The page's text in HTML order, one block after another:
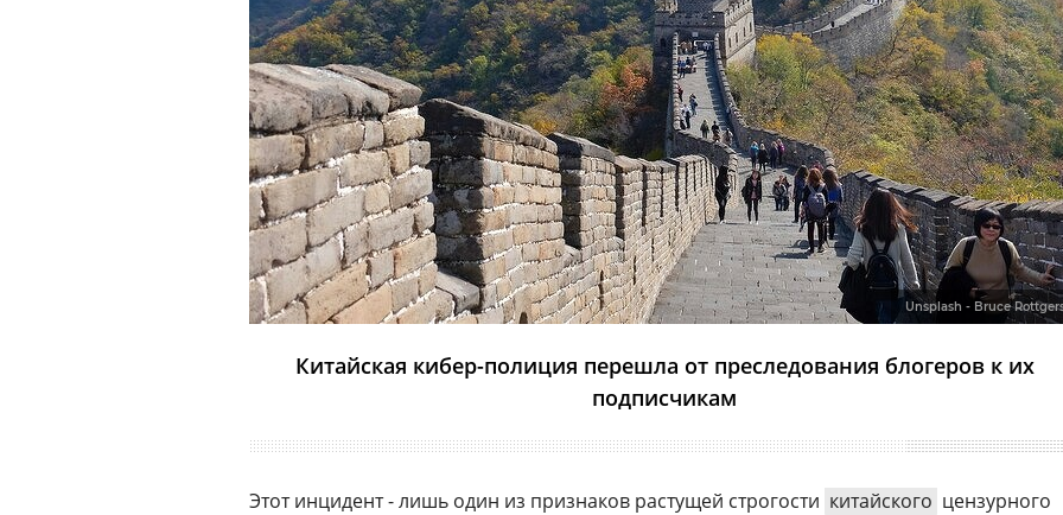
Unsplash - Bruce
Китайская кибер-полиция перешла от преследования блогеров к их
подписчикам
Этот инцидент - лишь один из признаков растущей строгости китайского цензурного